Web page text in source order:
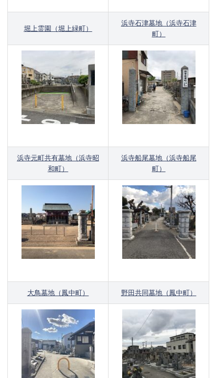
堀上霊園（堀上緑町）
浜寺石津墓地（浜寺石津
町）
浜寺元町共有墓地（浜寺昭
和町）
浜寺船尾墓地（浜寺船尾
町）
大鳥墓地（鳳中町） 野田共同墓地（鳳中町）